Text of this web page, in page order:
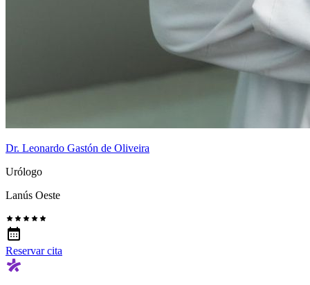
Dr. Leonardo Gastón de Oliveira
Urólogo
Lanús Oeste
Reservar cita